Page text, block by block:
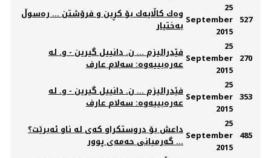
وه‌ك كاڵایه‌ك بۆ كڕین و فرۆشتن ... ره‌سوڵ
به‌ختیار
25
September
2015
527
فێدرالیزم ... ن. دانییل گیرین - و. له‌
عه‌ره‌بییه‌وه‌: سه‌لام عارف
25
September
2015
270
فێدرالیزم ... ن. دانییل گیرین - و. له‌
عه‌ره‌بییه‌وه‌: سه‌لام عارف
25
September
2015
353
داعش بۆ دروستكراو كه‌ى له‌ ناو ئه‌برێت؟
... گه‌رميانى حه‌مه‌ى پوور
25
September
2015
485